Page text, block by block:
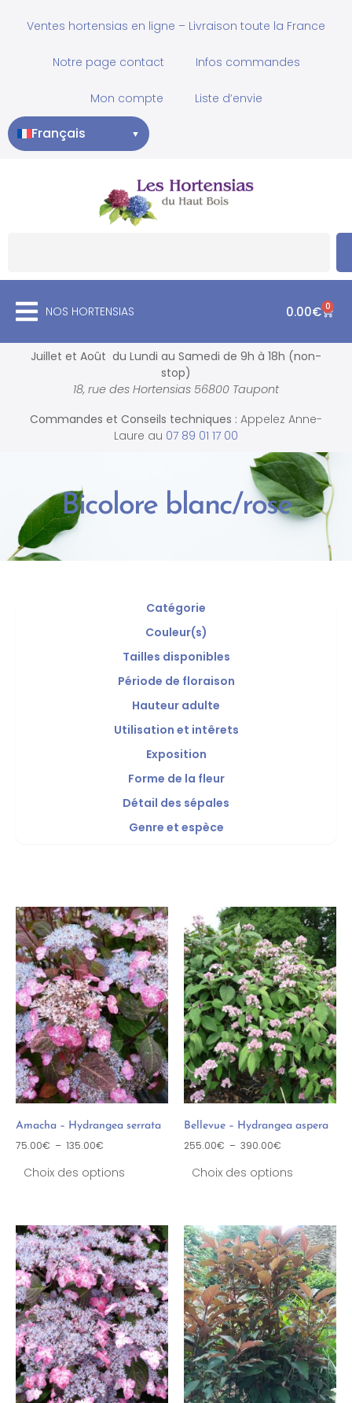
Ventes hortensias en ligne – Livraison toute la France
Notre page contact Infos commandes
Mon compte Liste d’envie
Français ▼
NOS HORTENSIAS 0.00€ 0
Juillet et Août du Lundi au Samedi de 9h à 18h (non-
stop)
18, rue des Hortensias 56800 Taupont
Commandes et Conseils techniques : Appelez Anne-
Laure au 07 89 01 17 00
Bicolore blanc/rose
Catégorie
Couleur(s)
Tailles disponibles
Période de floraison
Hauteur adulte
Utilisation et intêrets
Exposition
Forme de la fleur
Détail des sépales
Genre et espèce
Amacha – Hydrangea serrata
75.00€ – 135.00€
Choix des options
Bellevue – Hydrangea aspera
255.00€ – 390.00€
Choix des options